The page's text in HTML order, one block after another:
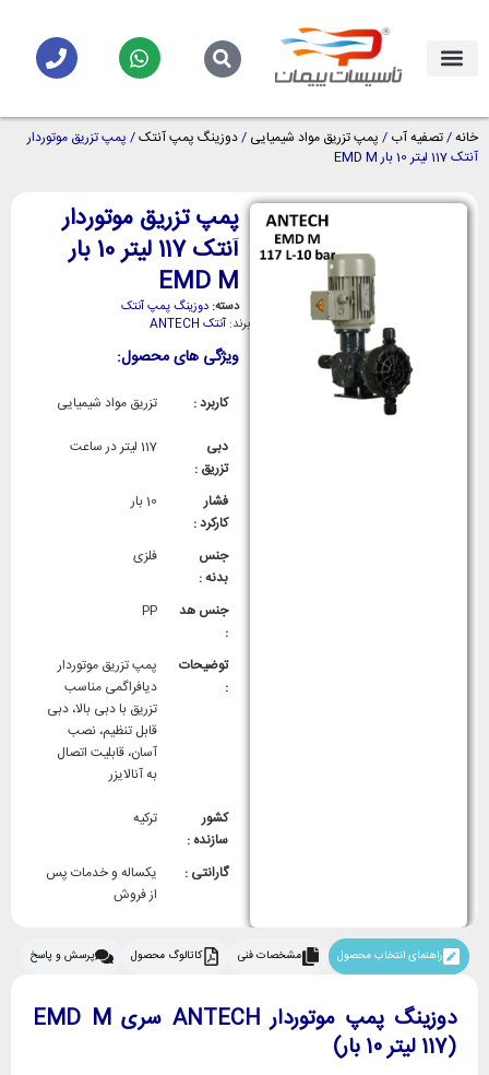
خانه/تصفیه آب / پمپ تزریق مواد شیمیایی /دوزینگ پمپ آنتک/ پمپ تزریق موتوردار
آنتک 117 لیتر 10 بار EMD M
پمپ تزریق موتوردار
آنتک 117 لیتر 10 بار
EMD M
دسته: دوزینگ پمپ آنتک
برند: آنتک ANTECH
ویژگی های محصول:
کاربرد :
تزریق مواد شیمیایی
دبی
تزریق :
117 لیتر در ساعت
فشار
کارکرد :
10 بار
جنس
بدنه :
فلزی
جنس هد
:
PP
توضیحات
:
پمپ تزریق موتوردار
دیافراگمی مناسب
تزریق با دبی بالا، دبی
قابل تنظیم، نصب
آسان، قابلیت اتصال
به آنالایزر
کشور
سازنده :
ترکیه
گارانتی :
یکساله و خدمات پس
از فروش
راهنمای انتخاب محصول مشخصات فنی کاتالوگ محصول پرسش و پاسخ
دوزینگ پمپ موتوردار ANTECH سری EMD M
(117 لیتر 10 بار)